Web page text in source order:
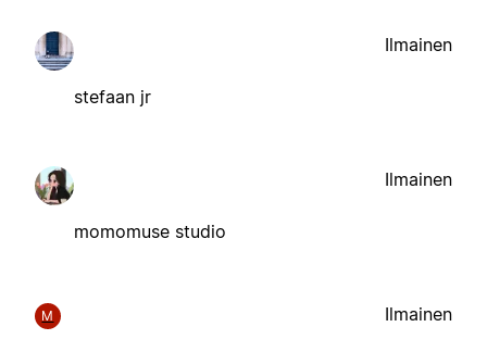
stefaan jr
Ilmainen
momomuse studio
Ilmainen
M Ilmainen